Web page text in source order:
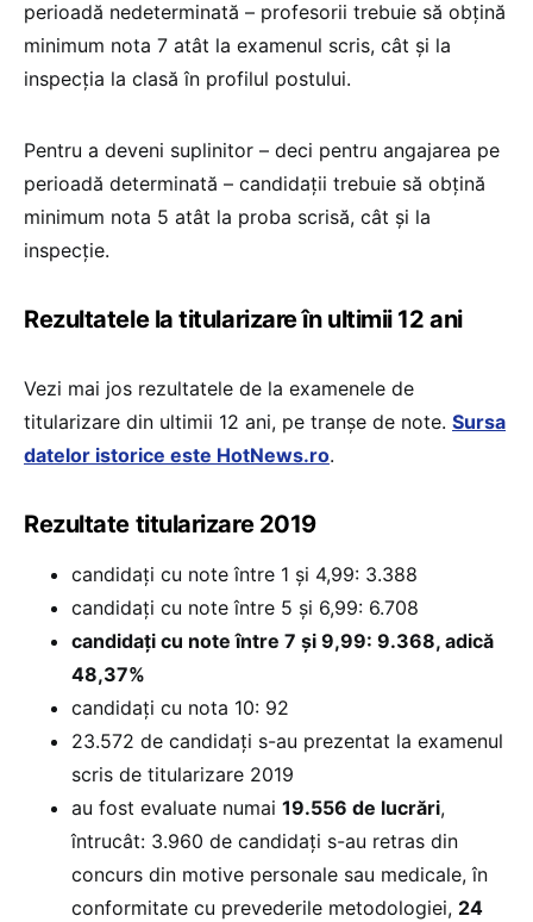
perioadă nedeterminată – profesorii trebuie să obțină
minimum nota 7 atât la examenul scris, cât și la
inspecția la clasă în profilul postului.
Pentru a deveni suplinitor – deci pentru angajarea pe
perioadă determinată – candidații trebuie să obțină
minimum nota 5 atât la proba scrisă, cât și la
inspecție.
Rezultatele la titularizare în ultimii 12 ani
Vezi mai jos rezultatele de la examenele de
titularizare din ultimii 12 ani, pe tranșe de note. Sursa
datelor istorice este HotNews.ro.
Rezultate titularizare 2019
candidaţi cu note între 1 şi 4,99: 3.388
candidaţi cu note între 5 şi 6,99: 6.708
candidaţi cu note între 7 şi 9,99: 9.368, adică
48,37%
candidaţi cu nota 10: 92
23.572 de candidați s-au prezentat la examenul
scris de titularizare 2019
au fost evaluate numai 19.556 de lucrări,
întrucât: 3.960 de candidați s-au retras din
concurs din motive personale sau medicale, în
conformitate cu prevederile metodologiei, 24